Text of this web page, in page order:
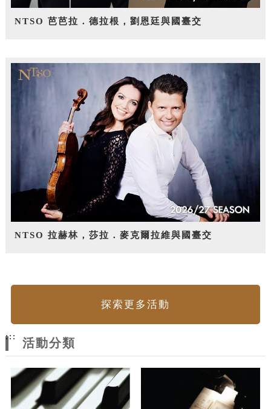
NTSO 芭芭拉．德拉根，劉恩廷與國臺交
NTSO 拉赫林，莎拉．麥克爾拉維與國臺交
探索更多活動
:::
活動分類